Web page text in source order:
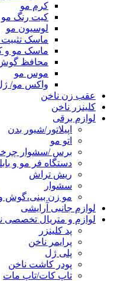
کرم مو
کیت رنگ مو
لوسیون مو
ماسک تثبیت
ماسک مو و
محافظ
موس مو
واکس مو/
عقب زن ناخن
کلینزر ناخن
لوازم برقی
اپیلاتور/شیور بدن
اتو مو
برس /سشوار
دستگاه فر مو و
ریش تراش
سشوار
مو زن بینی،گوش و
لوازم جانبی آرایشی
لوازم و متریال تخصصی
پد کلینزر
پرایمر ناخن
پلی ژل
پودر کاشت ناخن
تاپ کات/تاپ مات